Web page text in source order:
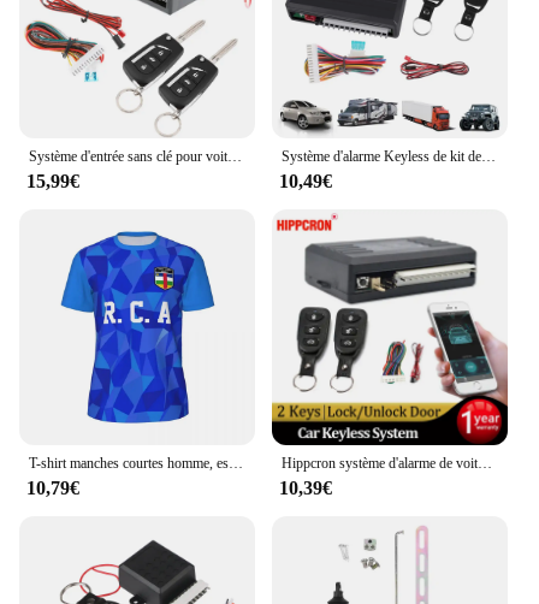
15,99€
Système d'alarme Keyless de kit de contrôle de serrure de porte centrale à distance de voiture à télécommande
10,49€
10,79€
Hippcron système d'alarme de voiture système d'entrée sans clé verrouillage Central Kit Central à distance automatique application de verrouillage de porte avec télécommande
10,39€